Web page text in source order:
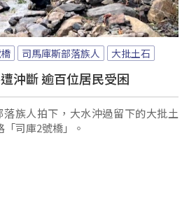
司馬庫斯部落族人 大批土石
沖斷 逾百位居民受困
族人拍下，大水沖過留下的大批土
司庫2號橋」。